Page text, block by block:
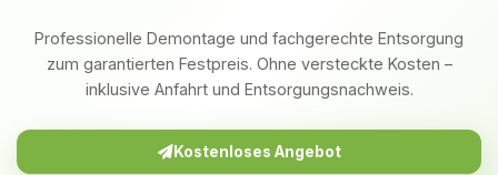
Professionelle Demontage und fachgerechte Entsorgung
zum garantierten Festpreis. Ohne versteckte Kosten –
inklusive Anfahrt und Entsorgungsnachweis.
Kostenloses Angebot